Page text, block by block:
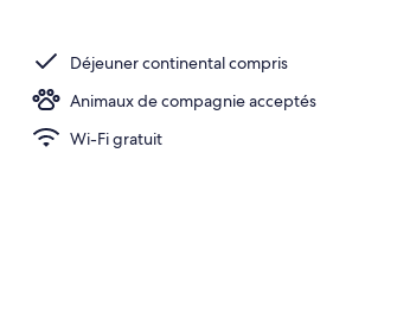
Déjeuner continental compris
Animaux de compagnie acceptés
Wi-Fi gratuit